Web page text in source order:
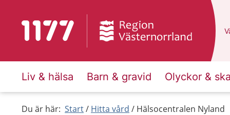
Till startsidan för 1177
Liv & hälsa Barn & gravid Olyckor &
Du är här: Start Hitta vård Hälsocentralen Nyland